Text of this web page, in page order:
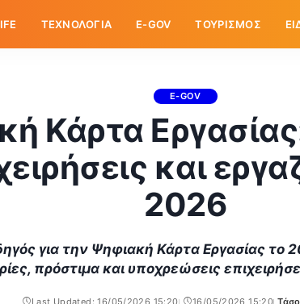
ΤΕΧΝΟΛΟΓΙΑ E-GOV ΤΟΥΡΙΣΜΟΣ
E-GOV
Κάρτα
και
2026
για την Ψηφιακή Κάρτα Εργασίας το
πρόστιμα και υποχρεώσεις
Last Updated: 16/05/2026 15:20 16/05/2026 15:20